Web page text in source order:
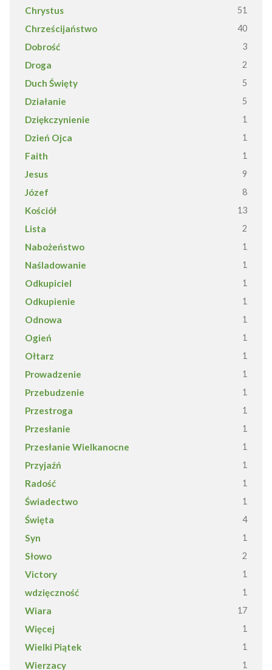
Chrystus 51
Chrześcijaństwo 40
Dobrość 3
Droga 2
Duch Święty 5
Działanie 5
Dziękczynienie 1
Dzień Ojca 1
Faith 1
Jesus 9
Józef 8
Kościół 13
Lista 2
Nabożeństwo 1
Naśladowanie 1
Odkupiciel 1
Odkupienie 1
Odnowa 1
Ogień 1
Ołtarz 1
Prowadzenie 1
Przebudzenie 1
Przestroga 1
Przesłanie 1
Przesłanie Wielkanocne 1
Przyjaźń 1
Radość 1
Świadectwo 1
Święta 4
Syn 1
Słowo 2
Victory 1
wdzięczność 1
Wiara 17
Więcej 1
Wielki Piątek 1
Wierzacy 1